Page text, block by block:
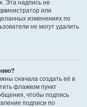
Эта надпись не
или
изменениях по
не могут удалить
сначала создать её в
флажком пункт
чтобы подпись
подписи по